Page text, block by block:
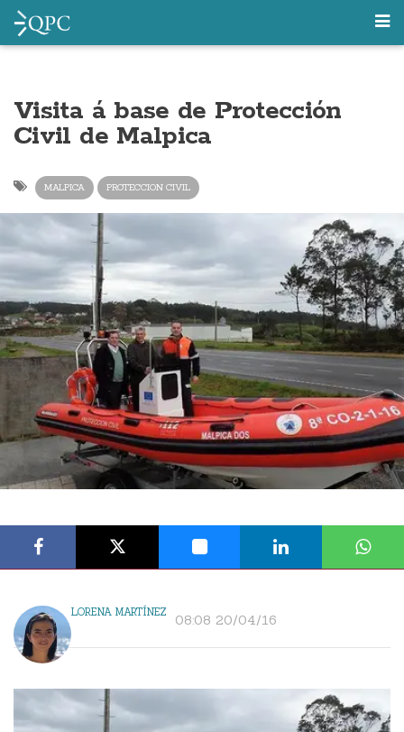
Visita á base de Protección
Civil de Malpica
MALPICA PROTECCION CIVIL
LORENA MARTÍNEZ 08:08 20/04/16